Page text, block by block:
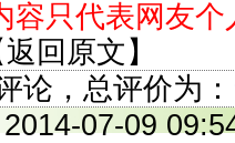
容只代表网友
返回原文 】
论，总评价为：
2014-07-09